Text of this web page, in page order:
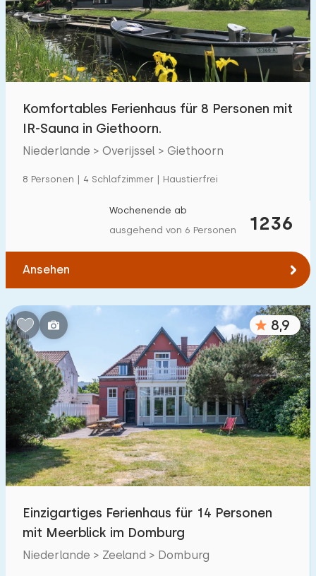
Schwimmbad 1700 +
Eingezäunter Garten 600 +
Haustierfrei 1800 +
Ladestation Auto
€ 0 — € 1000+
Schlafzimmern:
1 2 4 5
Badezimmer:
1 2 3 4 5
Entfernungen
Zum Meer(max. km):
Komfortables Ferienhaus für 8 Personen mit
IR-Sauna in Giethoorn.
Niederlande > Overijssel > Giethoorn
8 Personen | 4 Schlafzimmer | Haustierfrei
1236
Wochenende ab
ausgehend von 6 Personen
Ansehen
8,9
Einzigartiges Ferienhaus für 14 Personen
mit Meerblick im Domburg
Niederlande > Zeeland > Domburg